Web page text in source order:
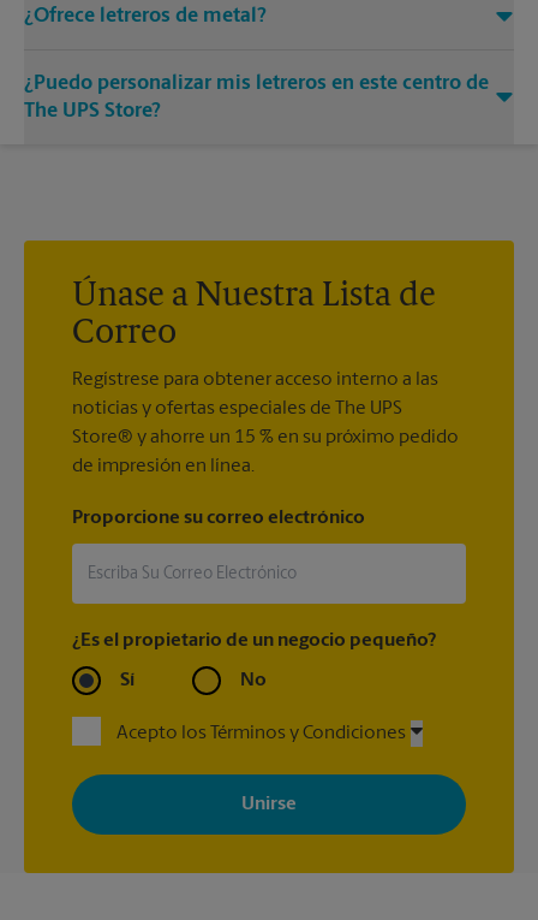
letreros, como letreros con marco en A, que son perfectos
¿Ofrece letreros de metal?
hacen una presentación llamativa. Visite su centro local de
The UPS Store para obtener ejemplos a todo color de una o
¿Puedo personalizar mis letreros en este centro de
The UPS Store?
Únase a Nuestra Lista de
Correo
Regístrese para obtener acceso interno a las
noticias y ofertas especiales de The UPS
Store® y ahorre un 15 % en su próximo pedido
de impresión en línea.
Proporcione su correo electrónico
¿Es el propietario de un negocio pequeño?
Sí No
Acepto los Términos y Condiciones
Al registrarse, acepta recibir correos electrónicos de The UPS
Store con noticias, ofertas especiales, promociones y mensajes
adaptados a sus intereses. Puede darse de baja en cualquier
momento. Para más información, consulte nuestra política de